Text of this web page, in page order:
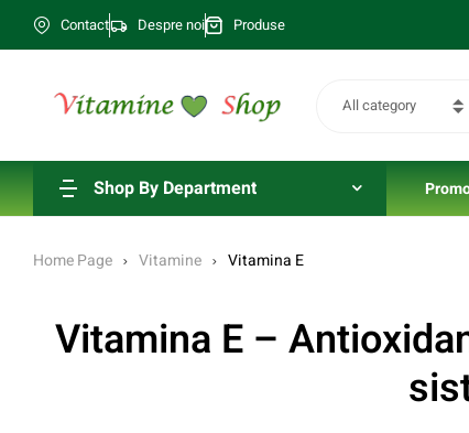
Contact Despre noi Produse
All category
Shop By Department
Home Page Vitamine Vitamina E
Vitamina E –